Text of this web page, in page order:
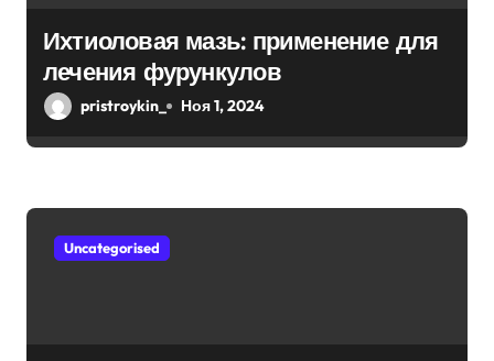
я
м
Ихтиоловая мазь: применение для
лечения фурункулов
pristroykin_ Ноя 1, 2024
Uncategorised